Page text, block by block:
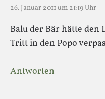
26. Januar 2011 um 21:19 Uhr
Balu der Bär hätte
Tritt in den Popo
Antworten